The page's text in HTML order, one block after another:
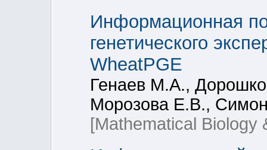
Информационная
генетического
WheatPGE
Генаев М.А.,
Морозова Е.В.,
[Mathematical Biology